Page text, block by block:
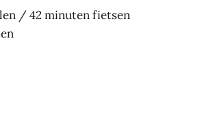
/ 42 minuten fietsen